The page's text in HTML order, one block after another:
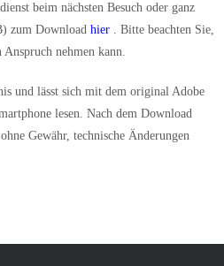
beim nächsten Besuch oder ganz
zum Download hier . Bitte beachten Sie,
nehmen kann.
und lässt sich mit dem original Adobe
lesen. Nach dem Download
Gewähr, technische Änderungen